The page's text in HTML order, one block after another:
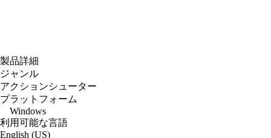
製品詳細
ジャンル
アクションシューター
プラットフォーム
Windows
利用可能な言語
English (US)